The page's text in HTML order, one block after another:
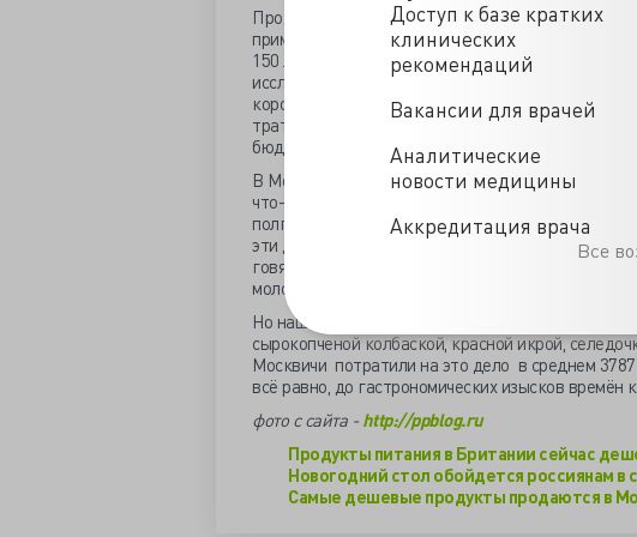
Доступ к базе кратких
клинических
рекомендаций
Вакансии для врачей
Аналитические
новости медицины
Аккредитация врача
Все
Продукты питания в наше время стоят
примерно 1/13 часть от своей стоимости
150 лет назад – таков вывод
исследования. Во времена правления
королевы Виктории средний британец
тратил на продукты треть своего
бюджета, тогда как в наши дни - 10% средств.
В Москве средняя стоимость продуктовой
что-то около 45 долларов. В нашу плетенку не
полгода служит, да и что такое шерри не
эти деньги: батон, борщевой набор (капуста-
говядину, картофель, куриц, масло сливочное и
молоко жирностью, сахар, творог 5%, сыр 45%,
Но наши люди не поскупились на главный стол
сырокопченой колбаской, красной икрой,
Москвичи потратили на это дело в среднем
всё равно, до гастрономических изысков
фото с сайта -http://ppblog.ru
Продукты питания в Британии сейчас
Новогодний стол обойдется россиянам в
Самые дешевые продукты продаются в